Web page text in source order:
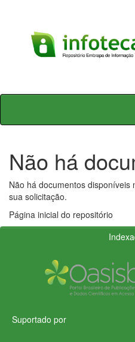
Skip
Não há
Não há documentos
sua solicitação.
Página inicial do repositório
Suportado por